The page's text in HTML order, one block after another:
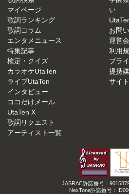
マイページ
歌詞ランキング
歌詞コラム
エンタメニュース
特集記事
検定・クイズ
カラオケUtaTen
ライブUtaTen
インタビュー
ココだけメール
UtaTen X
歌詞リクエスト
アーティスト一覧
い
お問
運営
利用
プラ
提携
サイ
JASRAC許諾番号：
NexTone許諾番号：